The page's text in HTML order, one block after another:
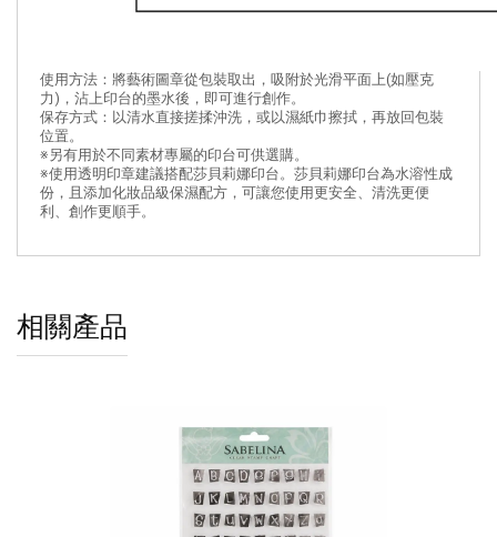
使用方法：將藝術圖章從包裝取出，吸附於光滑平面上(如壓克
力)，沾上印台的墨水後，即可進行創作。
保存方式：以清水直接搓揉沖洗，或以濕紙巾擦拭，再放回包裝
位置。
※另有用於不同素材專屬的印台可供選購。
※使用透明印章建議搭配莎貝莉娜印台。莎貝莉娜印台為水溶性成
份，且添加化妝品級保濕配方，可讓您使用更安全、清洗更便
利、創作更順手。
相關產品